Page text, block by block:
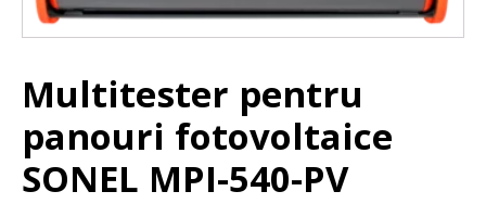
Multitester pentru
panouri fotovoltaice
SONEL MPI-540-PV